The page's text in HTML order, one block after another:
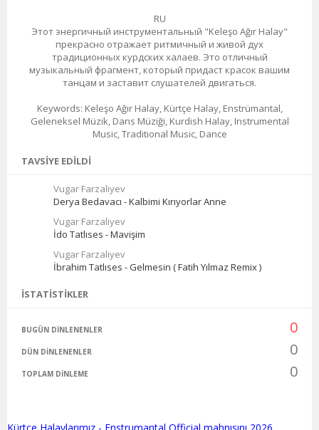
RU
Этот энергичный инструментальный "Keleşo Ağır Halay"
прекрасно отражает ритмичный и живой дух
традиционных курдских халаев. Это отличный
музыкальный фрагмент, который придаст красок вашим
танцам и заставит слушателей двигаться.
Keywords: Keleşo Ağır Halay, Kürtçe Halay, Enstrümantal,
Geleneksel Müzik, Dans Müziği, Kurdish Halay, Instrumental
Music, Traditional Music, Dance
TAVSIYE EDILDI
Vugar Farzaliyev
Derya Bedavacı - Kalbimi Kırıyorlar Anne
Vugar Farzaliyev
İdo Tatlıses - Mavişim
Vugar Farzaliyev
İbrahim Tatlıses - Gelmesin ( Fatih Yılmaz Remix )
İSTATISTIKLER
BUGÜN DINLENENLER 0
DÜN DINLENENLER 0
TOPLAM DINLEME 0
Kürtçe Halaylarımız - Enstrumantal Official mahnısını 2026